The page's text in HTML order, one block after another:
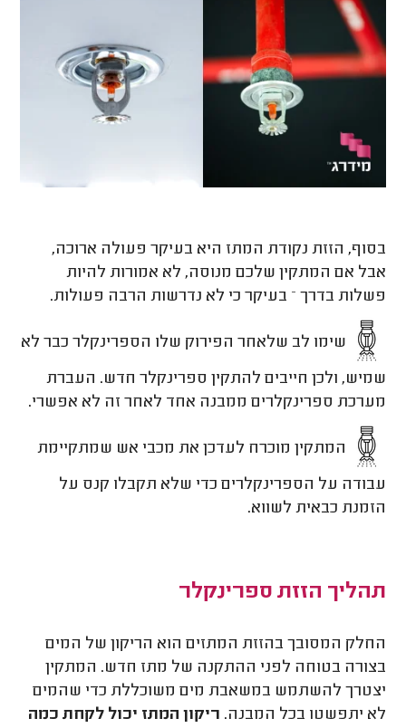
בסוף, הזזת נקודת המתז היא בעיקר פעולה ארוכה,
אבל אם המתקין שלכם מנוסה, לא אמורות להיות
פשלות בדרך – בעיקר כי לא נדרשות הרבה פעולות.
שימו לב שלאחר הפירוק שלו הספרינקלר כבר לא
שמיש, ולכן חייבים להתקין ספרינקלר חדש. העברת
מערכת ספרינקלרים ממבנה אחד לאחר זה לא אפשרי.
המתקין מוכרח לעדכן את מכבי אש שמתקיימת
עבודה על הספרינקלרים כדי שלא תקבלו קנס על
הזמנת כבאית לשווא.
תהליך הזזת ספרינקלר
החלק המסובך בהזזת המתזים הוא הריקון של המים
בצורה בטוחה לפני ההתקנה של מתז חדש. המתקין
יצטרך להשתמש במשאבת מים משוכללת כדי שהמים
לא יתפשטו בכל המבנה. ריקון המתז יכול לקחת כמה